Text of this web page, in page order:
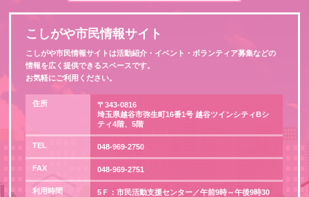
こしがや市民情報サイト
こしがや市民情報サイトは活動紹介・イベント・ボランティア募集などの
情報を広く提供できるスペースです。
お気軽にご利用ください。
住所
〒343-0816
埼玉県越谷市弥生町16番1号 越谷ツインシティBシ
ティ4階、5階
TEL 048-969-2750
FAX 048-969-2751
利用時間
5Ｆ：市民活動支援センター／午前9時～午後9時30